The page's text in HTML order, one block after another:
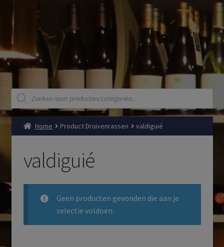
Producten
zoeken
Home Product Druivenrassen valdiguié
valdiguié
Geen producten gevonden die aan je
selectie voldoen.